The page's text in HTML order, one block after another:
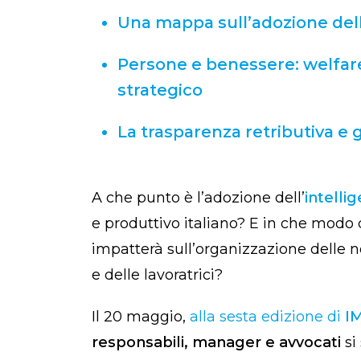
Una mappa sull’adozione
Persone e benessere:
strategico
La trasparenza retributiva e
A che punto è l’adozione dell’
e produttivo italiano? E in che
impatterà sull’organizzazione delle
e delle lavoratrici?
Il 20 maggio, alla sesta edizione di
responsabili, manager e avvocati si